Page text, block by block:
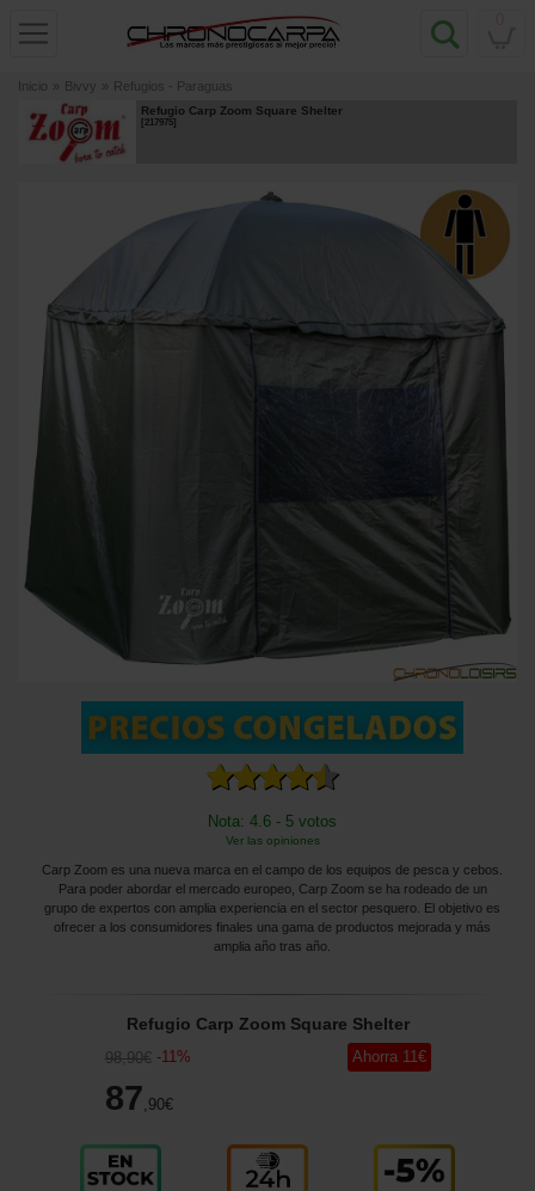
Inicio » Bivvy » Refugios - Paraguas
Refugio Carp Zoom Square Shelter
[217975]
Nota: 4.6 - 5 votos
Ver las opiniones
Carp Zoom es una nueva marca en el campo de los equipos de pesca y cebos.
Para poder abordar el mercado europeo, Carp Zoom se ha rodeado de un
grupo de expertos con amplia experiencia en el sector pesquero. El objetivo es
ofrecer a los consumidores finales una gama de productos mejorada y más
amplia año tras año.
Refugio Carp Zoom Square Shelter
98,90€ -11%
87 ,90€
Ahorra 11€